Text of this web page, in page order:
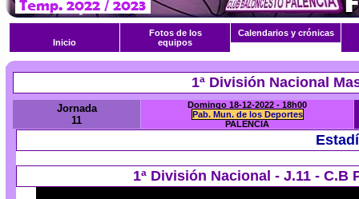
Inicio
Fotos de los
equipos
Calendarios y crónicas
1ª División Nacional
Jornada
11
Domingo 18-12-2022 - 18h00
Pab. Mun. de los Deportes
PALENCIA
1ª División Nacional - J.11 -